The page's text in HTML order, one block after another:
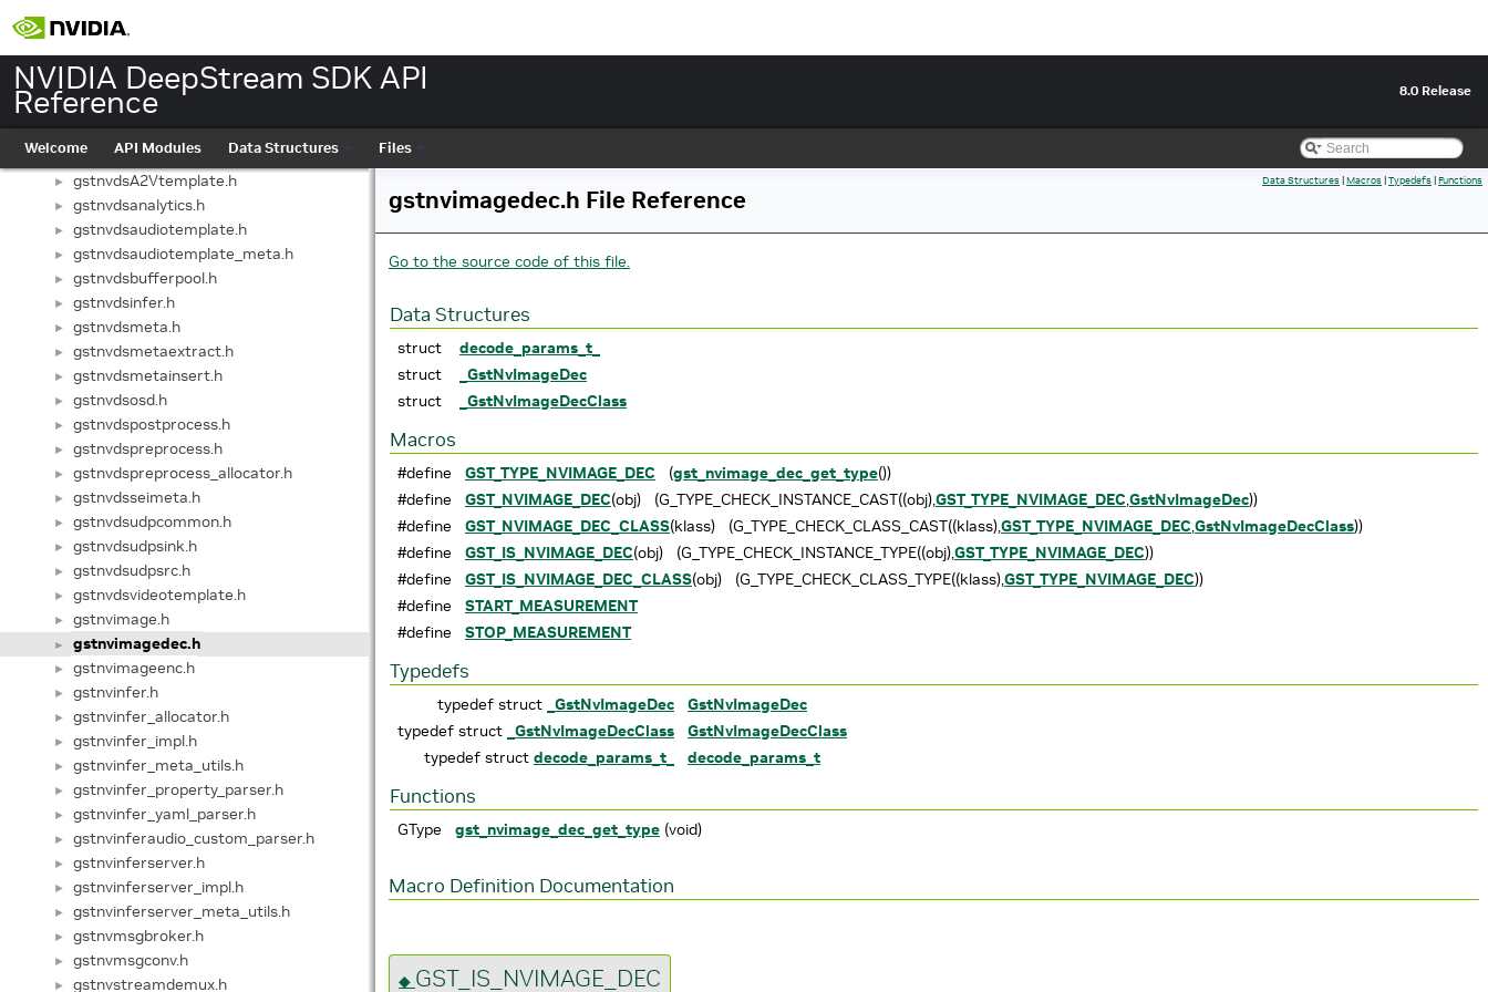
NVIDIA DeepStream SDK API
Reference 8.0 Release
Welcome API Modules Data Structures Files
► gstdsexample_optimized.h
► gstdsnvmultiurisrcbin.h
gst-nvmultiurisrcbin/gstdsnvurisrcbin.h
► gst-nvurisrcbin/gstdsnvurisrcbin.h
► gstnvbufaudio.h
► gstnvdewarper.h
► gstnvdsA2Vtemplate.h
► gstnvdsanalytics.h
► gstnvdsaudiotemplate.h
► gstnvdsaudiotemplate_meta.h
► gstnvdsbufferpool.h
► gstnvdsinfer.h
► gstnvdsmeta.h
► gstnvdsmetaextract.h
► gstnvdsmetainsert.h
► gstnvdsosd.h
► gstnvdspostprocess.h
► gstnvdspreprocess.h
► gstnvdspreprocess_allocator.h
► gstnvdsseimeta.h
► gstnvdsudpcommon.h
► gstnvdsudpsink.h
► gstnvdsudpsrc.h
► gstnvdsvideotemplate.h
► gstnvimage.h
► gstnvimagedec.h
► gstnvimageenc.h
► gstnvinfer.h
► gstnvinfer_allocator.h
► gstnvinfer_impl.h
► gstnvinfer_meta_utils.h
► gstnvinfer_property_parser.h
► gstnvinfer_yaml_parser.h
► gstnvinferaudio_custom_parser.h
► gstnvinferserver.h
► gstnvinferserver_impl.h
► gstnvinferserver_meta_utils.h
► gstnvmsgbroker.h
► gstnvmsgconv.h
► gstnvstreamdemux.h
Data Structures|Macros|Typedefs|Functions
gstnvimagedec.h File Reference
Go to the source code of this file.
Data Structures
struct
decode_params_t_
struct
_GstNvImageDec
struct
_GstNvImageDecClass
Macros
#define GST_TYPE_NVIMAGE_DEC (gst_nvimage_dec_get_type())
#define
GST_NVIMAGE_DEC(obj) (G_TYPE_CHECK_INSTANCE_CAST((obj),GST_TYPE_NVIMAGE_DEC,GstNvImageDec))
#define
GST_NVIMAGE_DEC_CLASS(klass) (G_TYPE_CHECK_CLASS_CAST((klass),GST_TYPE_NVIMAGE_DEC,GstNvImageDecClass))
#define
GST_IS_NVIMAGE_DEC(obj) (G_TYPE_CHECK_INSTANCE_TYPE((obj),GST_TYPE_NVIMAGE_DEC))
#define
GST_IS_NVIMAGE_DEC_CLASS(obj) (G_TYPE_CHECK_CLASS_TYPE((klass),GST_TYPE_NVIMAGE_DEC))
#define
START_MEASUREMENT
#define
STOP_MEASUREMENT
Typedefs
typedef struct _GstNvImageDec
GstNvImageDec
typedef struct
_GstNvImageDecClass
GstNvImageDecClass
typedef struct decode_params_t_ decode_params_t
Functions
GType gst_nvimage_dec_get_type (void)
Macro Definition Documentation
◆ GST_IS_NVIMAGE_DEC